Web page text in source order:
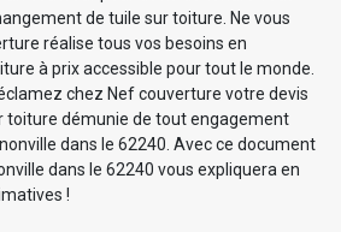
de tuile sur toiture. Ne vous
réalise tous vos besoins en
à prix accessible pour tout le monde.
chez Nef couverture votre devis
toiture démunie de tout engagement
dans le 62240. Avec ce document
dans le 62240 vous expliquera en
!